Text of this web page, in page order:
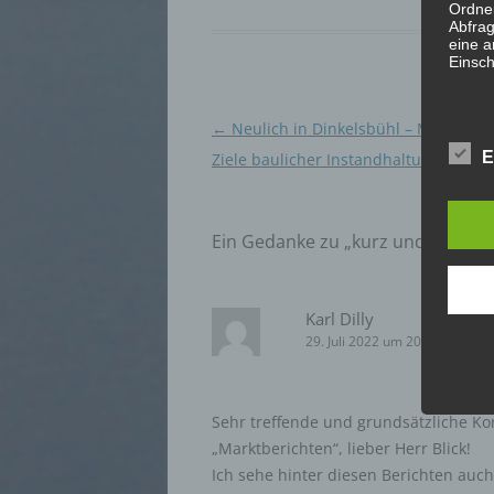
Beitragsnavigation
← Neulich in Dinkelsbühl –
Ziele baulicher Instandhaltung
Ein Gedanke zu „kurz und knapp:
Karl Dilly
29. Juli 2022 um 20:10 Uhr
Sehr treffende und grundsätzliche
„Marktberichten“, lieber Herr Blick!
Ich sehe hinter diesen Berichten
eine
e)
die
f)